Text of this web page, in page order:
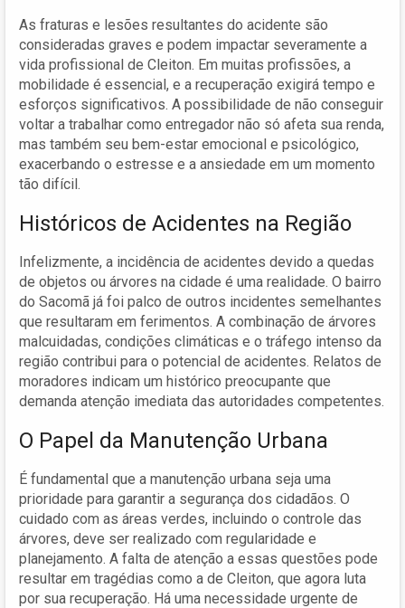
As fraturas e lesões resultantes do acidente são
consideradas graves e podem impactar severamente a
vida profissional de Cleiton. Em muitas profissões, a
mobilidade é essencial, e a recuperação exigirá tempo e
esforços significativos. A possibilidade de não conseguir
voltar a trabalhar como entregador não só afeta sua renda,
mas também seu bem-estar emocional e psicológico,
exacerbando o estresse e a ansiedade em um momento
tão difícil.
Históricos de Acidentes na Região
Infelizmente, a incidência de acidentes devido a quedas
de objetos ou árvores na cidade é uma realidade. O bairro
do Sacomã já foi palco de outros incidentes semelhantes
que resultaram em ferimentos. A combinação de árvores
malcuidadas, condições climáticas e o tráfego intenso da
região contribui para o potencial de acidentes. Relatos de
moradores indicam um histórico preocupante que
demanda atenção imediata das autoridades competentes.
O Papel da Manutenção Urbana
É fundamental que a manutenção urbana seja uma
prioridade para garantir a segurança dos cidadãos. O
cuidado com as áreas verdes, incluindo o controle das
árvores, deve ser realizado com regularidade e
planejamento. A falta de atenção a essas questões pode
resultar em tragédias como a de Cleiton, que agora luta
por sua recuperação. Há uma necessidade urgente de